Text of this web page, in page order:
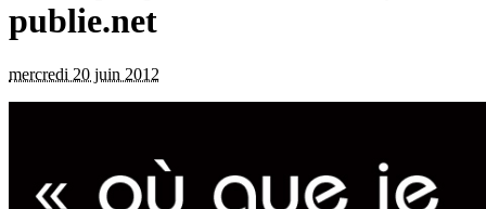
publie.net
mercredi 20 juin 2012